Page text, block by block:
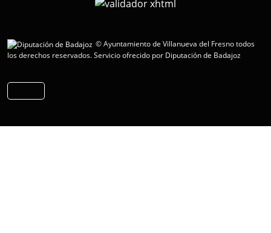
© Ayuntamiento de Villanueva del Fresno todos
los derechos reservados.Servicio ofrecido por Diputación de Badajoz